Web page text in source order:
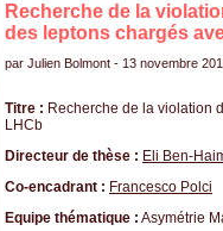
Recherche de la
des leptons chargés
par Julien Bolmont - 13 novembre
Titre : Recherche de la violation
LHCb
Directeur de thèse : Eli Ben-
Co-encadrant : Francesco Polci
Equipe thématique : Asymétrie